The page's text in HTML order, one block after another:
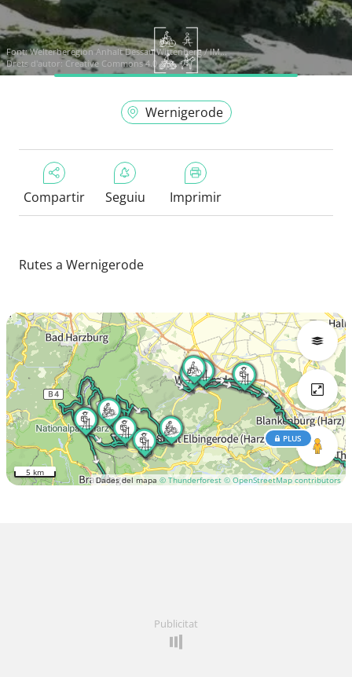
Font:Welterberegion Anhalt Dessau Wittenberg / IM...
Drets d'autor: Creative Commons 4.0
Wernigerode
Compartir Seguiu Imprimir
Rutes a Wernigerode
Dades del mapa © Thunderforest © OpenStreetMap contributors
PLUS
5 km
Publicitat